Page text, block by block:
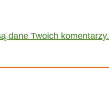
dane Twoich komentarzy.